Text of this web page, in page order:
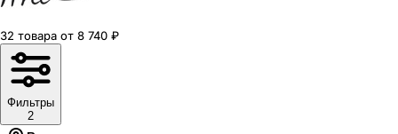
32 товара от 8 740 ₽
Фильтры
2